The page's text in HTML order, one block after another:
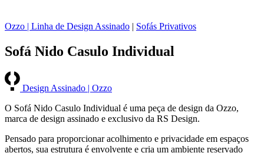
Ozzo | Linha de Design Assinado | Sofás Privativos
Sofá Nido Casulo Individual
Design Assinado | Ozzo
O Sofá Nido Casulo Individual é uma peça de design da Ozzo,
marca de design assinado e exclusivo da RS Design.
Pensado para proporcionar acolhimento e privacidade em espaços
abertos, sua estrutura é envolvente e cria um ambiente reservado